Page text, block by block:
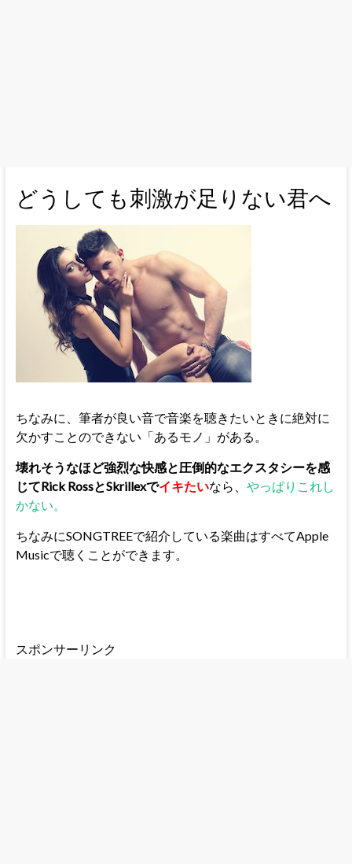
どうしても刺激が足りない君へ
ちなみに、筆者が良い音で音楽を聴きたいときに絶対に
欠かすことのできない「あるモノ」がある。
壊れそうなほど強烈な快感と圧倒的なエクスタシーを感
じてRick RossとSkrillexでイキたいなら、 やっぱりこれし
かない。
ちなみにSONGTREEで紹介している楽曲はすべてApple
Musicで聴くことができます。
スポンサーリンク